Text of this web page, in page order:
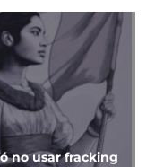
no usar fracking